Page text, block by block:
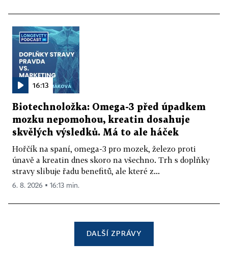
16:13
Biotechnoložka: Omega-3 před úpadkem
mozku nepomohou, kreatin dosahuje
skvělých výsledků. Má to ale háček
Hořčík na spaní, omega-3 pro mozek, železo proti
únavě a kreatin dnes skoro na všechno. Trh s doplňky
stravy slibuje řadu benefitů, ale které z...
6. 8. 2026 ▪ 16:13 min.
DALŠÍ ZPRÁVY